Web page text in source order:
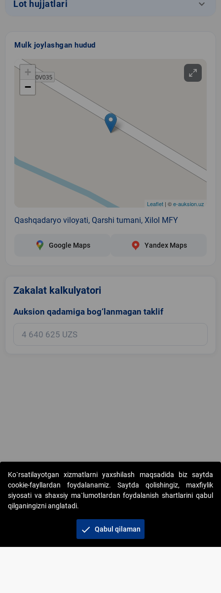
Lot hujjatlari keyboard_arrow_down
Mulk joylashgan hudud
+
−
Leaflet | ©e-auksion.uz
Qashqadaryo viloyati, Qarshi tumani, Xilol MFY
Google Maps Yandex Maps
Zakalat kalkulyatori
Auksion qadamiga bog‘lanmagan taklif
Copyright © 2017-2026. "Elektron onlayn-auksionlarni tashkil etish"
AJ. Barcha huquqlar himoyalangan
+998 71 202-21-11
Ko`rsatilayotgan xizmatlarni yaxshilash maqsadida biz saytda
cookie-fayllardan foydalanamiz. Saytda qolishingiz, maxfiylik
siyosati va shaxsiy ma`lumotlardan foydalanish shartlarini qabul
qilganingizni anglatadi.
check Qabul qilaman